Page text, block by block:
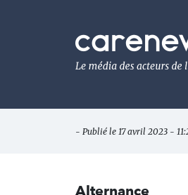
Le
média
de
l'engagement
- Publié le 17 avril 2023 -
Alternance